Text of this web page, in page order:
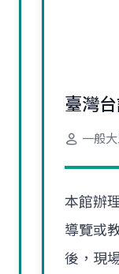
臺灣
一般
本館辦
導覽或
後，現